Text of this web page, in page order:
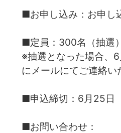
■お申し込み：お申し
■定員：300名（抽選）
※抽選となった場合、
にメールにてご連絡い
■申込締切：6月25日
■お問い合わせ：